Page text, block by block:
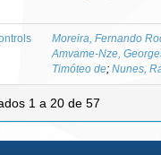
Moreira, Fernando
Amvame-Nze,
Timóteo de; Nunes,
1 a 20 de 57